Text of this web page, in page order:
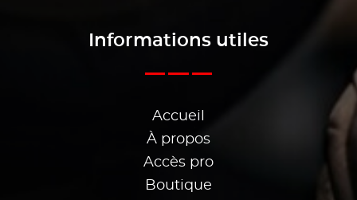
Informations utiles
Accueil
À propos
Accès pro
Boutique